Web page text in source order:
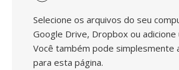
Selecione os arquivos do seu
Google Drive, Dropbox ou adicione
Você também pode simplesmente
para esta página.